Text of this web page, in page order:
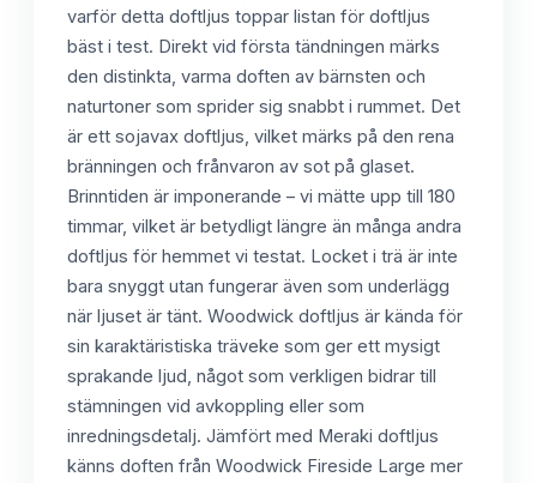
varför detta doftljus toppar listan för doftljus
bäst i test. Direkt vid första tändningen märks
den distinkta, varma doften av bärnsten och
naturtoner som sprider sig snabbt i rummet. Det
är ett sojavax doftljus, vilket märks på den rena
bränningen och frånvaron av sot på glaset.
Brinntiden är imponerande – vi mätte upp till 180
timmar, vilket är betydligt längre än många andra
doftljus för hemmet vi testat. Locket i trä är inte
bara snyggt utan fungerar även som underlägg
när ljuset är tänt. Woodwick doftljus är kända för
sin karaktäristiska träveke som ger ett mysigt
sprakande ljud, något som verkligen bidrar till
stämningen vid avkoppling eller som
inredningsdetalj. Jämfört med Meraki doftljus
känns doften från Woodwick Fireside Large mer